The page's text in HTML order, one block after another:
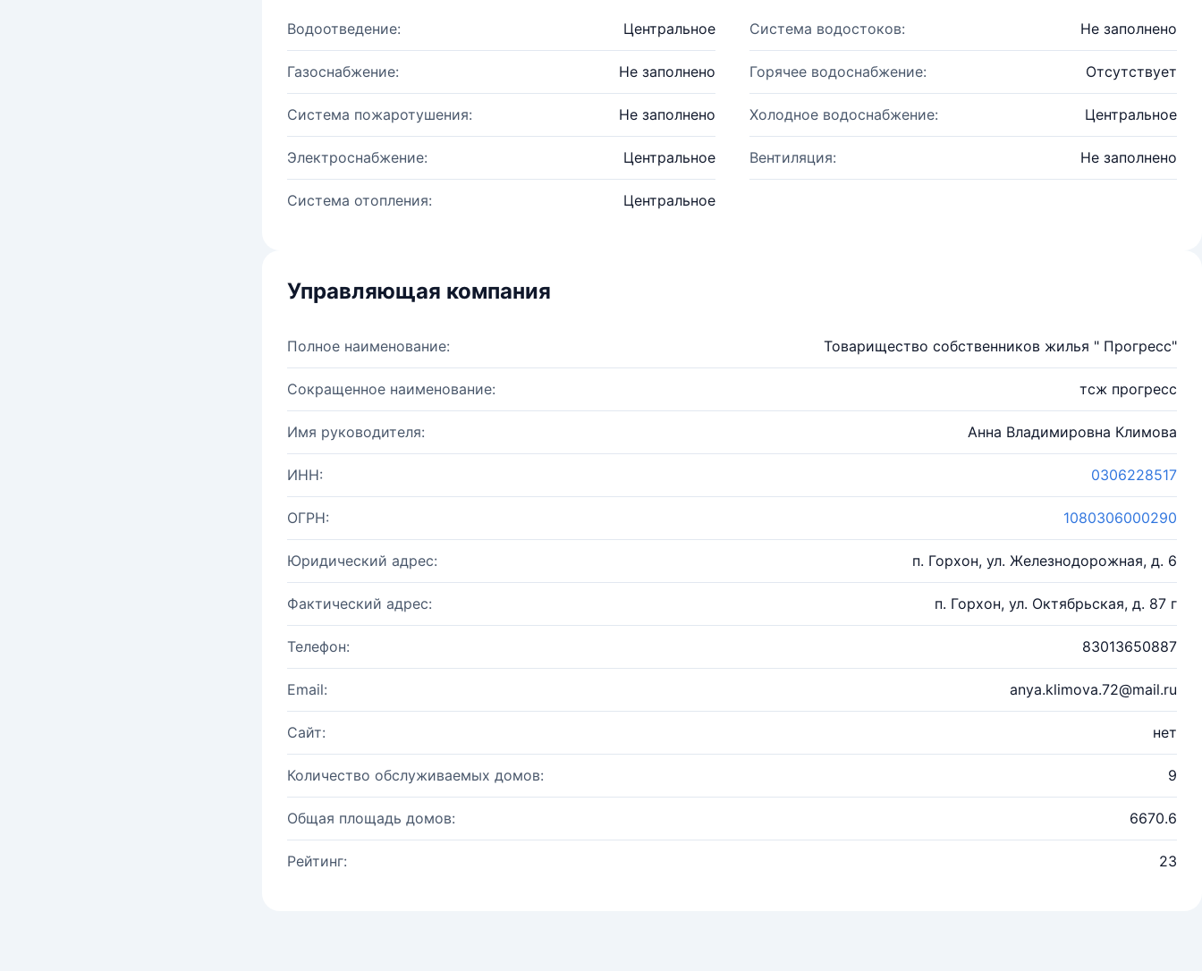
Водоотведение: Центральное Система водостоков: Не заполнено
Газоснабжение: Не заполнено Горячее водоснабжение: Отсутствует
Система пожаротушения: Не заполнено Холодное водоснабжение: Центральное
Электроснабжение: Центральное Вентиляция: Не заполнено
Система отопления: Центральное
Управляющая компания
Полное наименование: Товарищество собственников жилья " Прогресс"
Сокращенное наименование: тсж прогресс
Имя руководителя: Анна Владимировна Климова
ИНН: 0306228517
ОГРН: 1080306000290
Юридический адрес: п. Горхон, ул. Железнодорожная, д. 6
Фактический адрес: п. Горхон, ул. Октябрьская, д. 87 г
Телефон: 83013650887
Email: anya.klimova.72@mail.ru
Сайт: нет
Количество обслуживаемых домов: 9
Общая площадь домов: 6670.6
Рейтинг: 23